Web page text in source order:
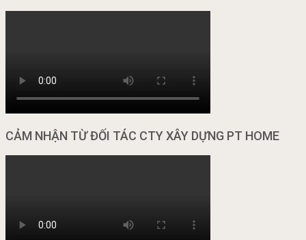
CẢM NHẬN TỪ ĐỐI TÁC CTY XÂY DỰNG PT HOME